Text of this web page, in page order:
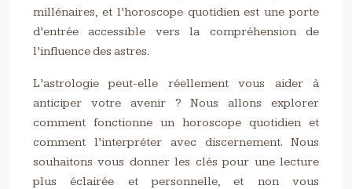
millénaires, et l’horoscope quotidien est une porte
d’entrée accessible vers la compréhension de
l’influence des astres.
L’astrologie peut-elle réellement vous aider à
anticiper votre avenir ? Nous allons explorer
comment fonctionne un horoscope quotidien et
comment l’interpréter avec discernement. Nous
souhaitons vous donner les clés pour une lecture
plus éclairée et personnelle, et non vous